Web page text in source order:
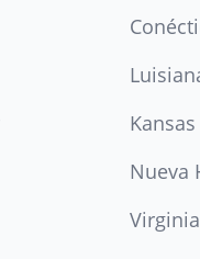
Kansas
Nueva